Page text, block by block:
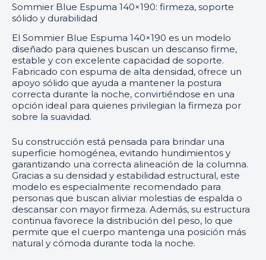
Sommier Blue Espuma 140×190: firmeza, soporte
sólido y durabilidad
El Sommier Blue Espuma 140×190 es un modelo
diseñado para quienes buscan un descanso firme,
estable y con excelente capacidad de soporte.
Fabricado con espuma de alta densidad, ofrece un
apoyo sólido que ayuda a mantener la postura
correcta durante la noche, convirtiéndose en una
opción ideal para quienes privilegian la firmeza por
sobre la suavidad.
Su construcción está pensada para brindar una
superficie homogénea, evitando hundimientos y
garantizando una correcta alineación de la columna.
Gracias a su densidad y estabilidad estructural, este
modelo es especialmente recomendado para
personas que buscan aliviar molestias de espalda o
descansar con mayor firmeza. Además, su estructura
continua favorece la distribución del peso, lo que
permite que el cuerpo mantenga una posición más
natural y cómoda durante toda la noche.